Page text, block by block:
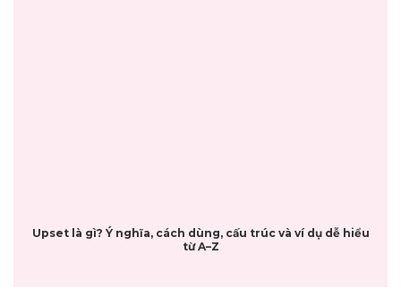
Upset là gì? Ý nghĩa, cách dùng, cấu trúc và ví dụ dễ hiểu
từ A–Z